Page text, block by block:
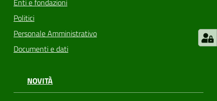
Enti e fondazioni
Politici
Personale Amministrativo
Documenti e dati
NOVITÀ